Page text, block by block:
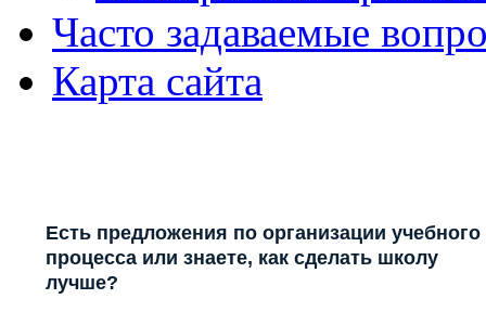
Часто задаваемые
Карта сайта
Есть предложения по организации учебного
процесса или знаете, как сделать школу
лучше?